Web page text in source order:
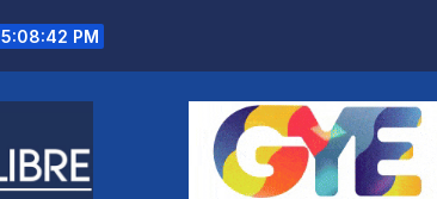
5:08:44 PM